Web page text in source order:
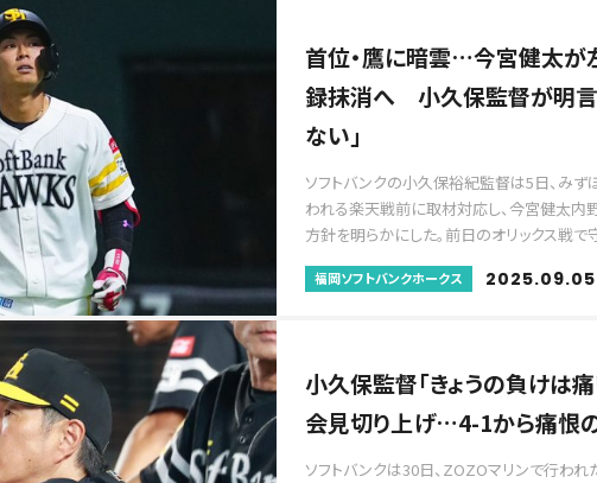
首位・鷹に暗雲…今宮健太が
録抹消へ 小久保監督が明言
ない」
ソフトバンクの小久保裕紀監督は5日、みず
われる楽天戦前に取材対応し、今宮健太内
方針を明らかにした。前日のオリックス戦
福岡ソフトバンクホークス 2025.09.05
小久保監督「きょうの負けは
会見切り上げ…4-1から痛恨
ソフトバンクは30日、ZOZOマリンで行わ